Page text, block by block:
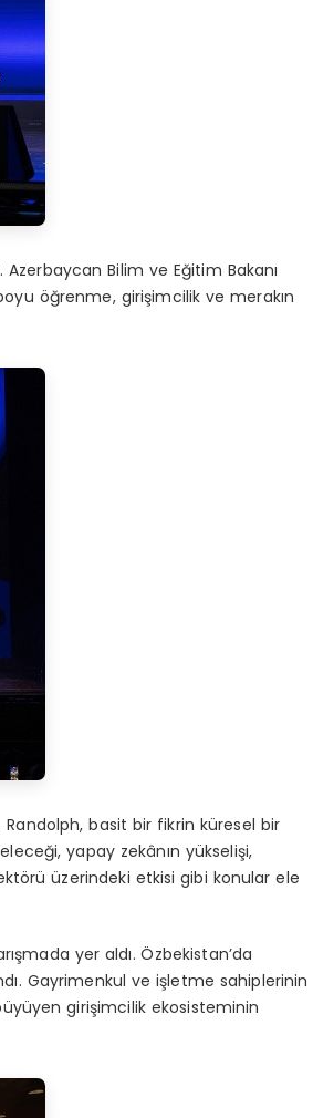
Bilim ve Eğitim Bakanı
öğrenme, girişimcilik ve merakın
Randolph, basit bir fikrin küresel bir
yapay zekânın yükselişi,
üzerindeki etkisi gibi konular ele
yer aldı. Özbekistan’da
Gayrimenkul ve işletme sahiplerinin
girişimcilik ekosisteminin